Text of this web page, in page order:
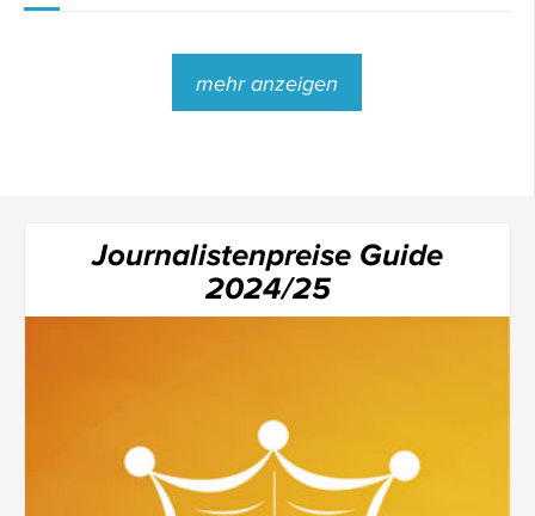
mehr anzeigen
Journalistenpreise Guide
2024/25